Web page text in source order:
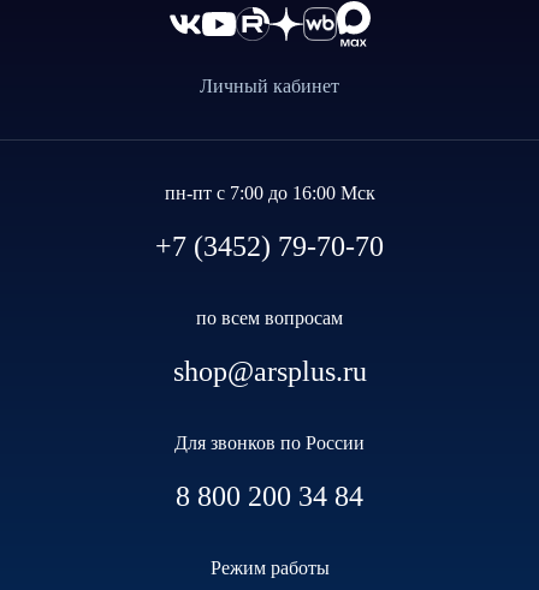
Личный кабинет
пн-пт с 7:00 до 16:00 Мск
+7 (3452) 79-70-70
по всем вопросам
shop@arsplus.ru
Для звонков по России
8 800 200 34 84
Режим работы